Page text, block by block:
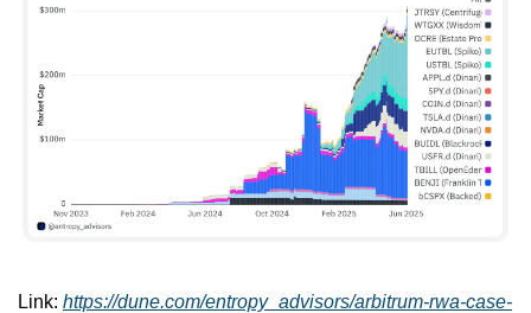
Link: https://dune.com/entropy_advisors/arbitrum-rwa-case-